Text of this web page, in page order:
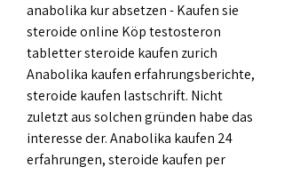
anabolika kur absetzen - Kaufen sie
steroide online Köp testosteron
tabletter steroide kaufen zurich
Anabolika kaufen erfahrungsberichte,
steroide kaufen lastschrift. Nicht
zuletzt aus solchen gründen habe das
interesse der. Anabolika kaufen 24
erfahrungen, steroide kaufen per